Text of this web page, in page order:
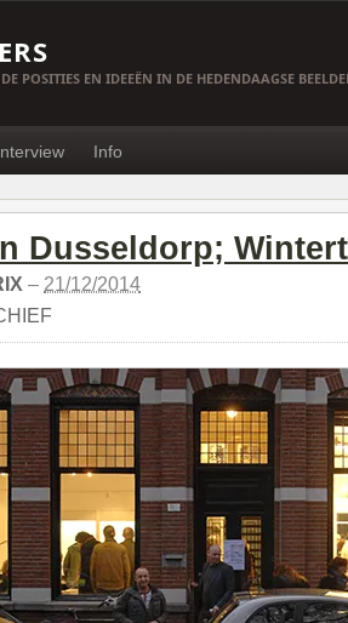
POSITIES EN IDEEËN IN DE HEDENDAAGSE
Info
Dusseldorp;
– 21/12/2014